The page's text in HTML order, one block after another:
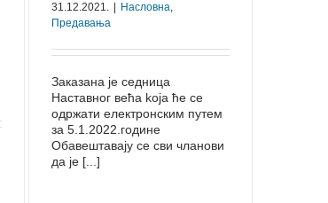
31.12.2021. Насловна,
Предавања
Заказана је седница
Наставног већа koja ће се
одржати електронским путем
за 5.1.2022.године
Обавештавају се сви чланови
да је [...]